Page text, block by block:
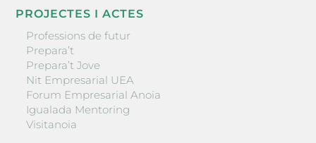
PROJECTES I ACTES
Professions de futur
Prepara’t
Prepara’t Jove
Nit Empresarial UEA
Forum Empresarial Anoia
Igualada Mentoring
Visitanoia